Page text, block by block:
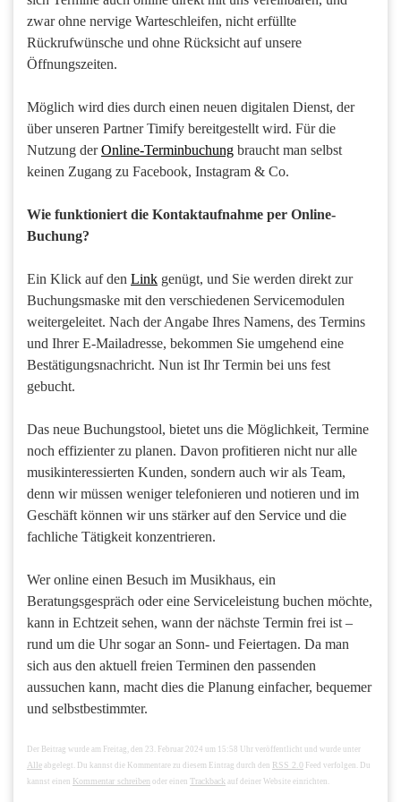
zwar ohne nervige Warteschleifen, nicht erfüllte
Rückrufwünsche und ohne Rücksicht auf unsere
Öffnungszeiten.
Möglich wird dies durch einen neuen digitalen Dienst, der
über unseren Partner Timify bereitgestellt wird. Für die
Nutzung derOnline-Terminbuchung braucht man selbst
keinen Zugang zu Facebook, Instagram & Co.
Wie funktioniert die Kontaktaufnahme per Online-
Buchung?
Ein Klick auf den Link genügt, und Sie werden direkt zur
Buchungsmaske mit den verschiedenen Servicemodulen
weitergeleitet. Nach der Angabe Ihres Namens, des Termins
und Ihrer E-Mailadresse, bekommen Sie umgehend eine
Bestätigungsnachricht. Nun ist Ihr Termin bei uns fest
gebucht.
Das neue Buchungstool, bietet uns die Möglichkeit, Termine
noch effizienter zu planen. Davon profitieren nicht nur alle
musikinteressierten Kunden, sondern auch wir als Team,
denn wir müssen weniger telefonieren und notieren und im
Geschäft können wir uns stärker auf den Service und die
fachliche Tätigkeit konzentrieren.
Wer online einen Besuch im Musikhaus, ein
Beratungsgespräch oder eine Serviceleistung buchen möchte,
kann in Echtzeit sehen, wann der nächste Termin frei ist –
rund um die Uhr sogar an Sonn- und Feiertagen. Da man
sich aus den aktuell freien Terminen den passenden
aussuchen kann, macht dies die Planung einfacher, bequemer
und selbstbestimmter.
Der Beitrag wurde am Freitag, den 23. Februar 2024 um 15:58 Uhr veröffentlicht und wurde unter
Alle abgelegt. Du kannst die Kommentare zu diesem Eintrag durch den RSS 2.0 Feed verfolgen. Du
kannst einen Kommentar schreiben oder einen Trackback auf deiner Website einrichten.